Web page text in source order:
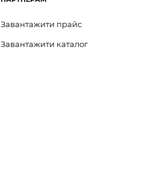
Завантажити прайс
Завантажити каталог